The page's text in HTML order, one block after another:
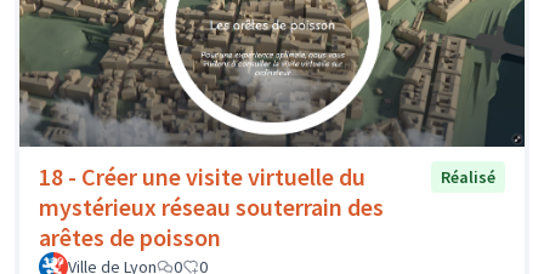
18 - Créer une visite virtuelle du
mystérieux réseau souterrain des
arêtes de poisson
Réalisé
Ville de Lyon 0 0